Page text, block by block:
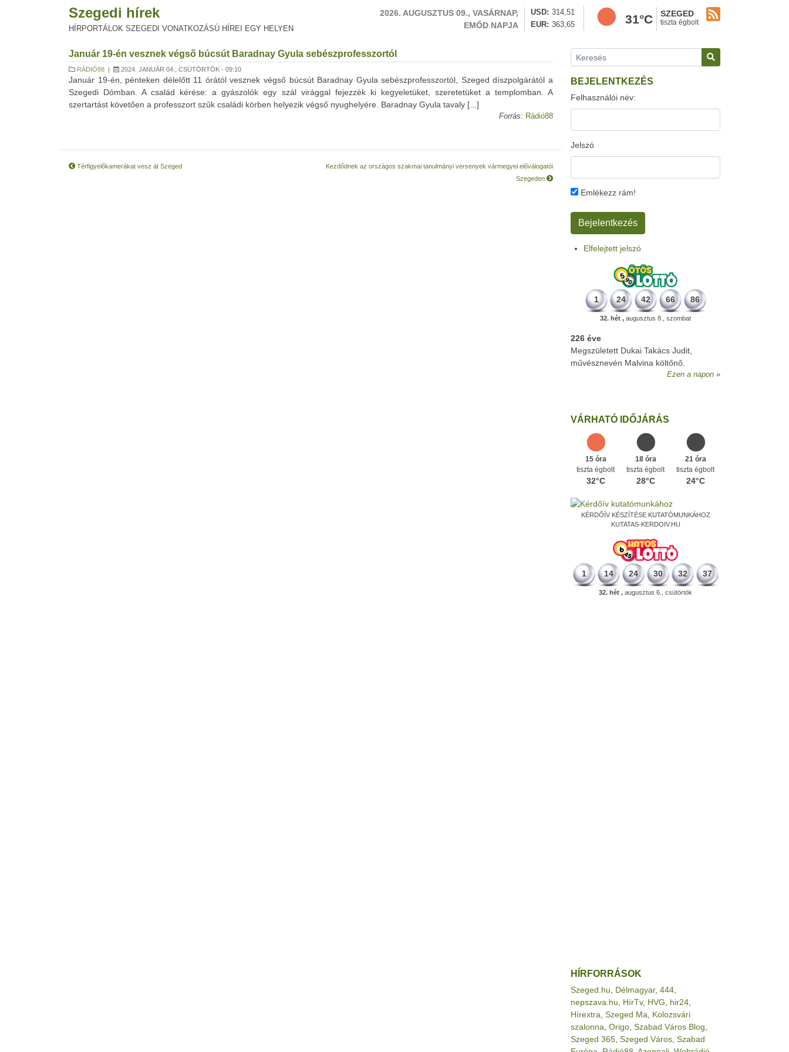
Szegedi hírek
HÍRPORTÁLOK SZEGEDI VONATKOZÁSÚ HÍREI EGY HELYEN
2026. AUGUSZTUS 09., VASÁRNAP,
EMŐD NAPJA
USD
314,51
EUR
363,65 31°C SZEGED
tiszta égbolt
Január 19-én vesznek végső búcsút Baradnay Gyula sebészprofesszortól
RÁDIÓ88 | 2024. JANUÁR 04., CSÜTÖRTÖK - 09:10
Január 19-én, pénteken délelőtt 11 órától vesznek végső búcsút Baradnay Gyula sebészprofesszortól, Szeged díszpolgárától a
Szegedi Dómban. A család kérése: a gyászolók egy szál virággal fejezzék ki kegyeletüket, szeretetüket a templomban. A
szertartást követően a professzort szűk családi körben helyezik végső nyughelyére. Baradnay Gyula tavaly [...]
Forrás: Rádió88
Térfigyelőkamerákat vesz át Szeged
Kezdődnek az országos szakmai tanulmányi versenyek vármegyei előválogatói
Szegeden
BEJELENTKEZÉS
Felhasználói név:
Jelszó
Emlékezz rám!
Elfelejtett jelszó
1 24 42 66 86
32. hét , augusztus 8., szombat
226 éve
Megszületett Dukai Takács Judit,
művésznevén Malvina költőnő.
Ezen a napon
VÁRHATÓ IDŐJÁRÁS
15 óra
tiszta égbolt
32°C
18 óra
tiszta égbolt
28°C
21 óra
tiszta égbolt
24°C
KÉRDŐÍV KÉSZÍTÉSE KUTATÓMUNKÁHOZ
KUTATAS-KERDOIV.HU
1 14 24 30 32 37
32. hét , augusztus 6., csütörtök
HÍRFORRÁSOK
Szeged.hu Délmagyar, 444
nepszava.hu
HírTv, HVG hir24
Hírextra Szeged Ma
Kolozsvári
szalonna Origo Szabad Város Blog
Szeged 365 Szeged Város Szabad